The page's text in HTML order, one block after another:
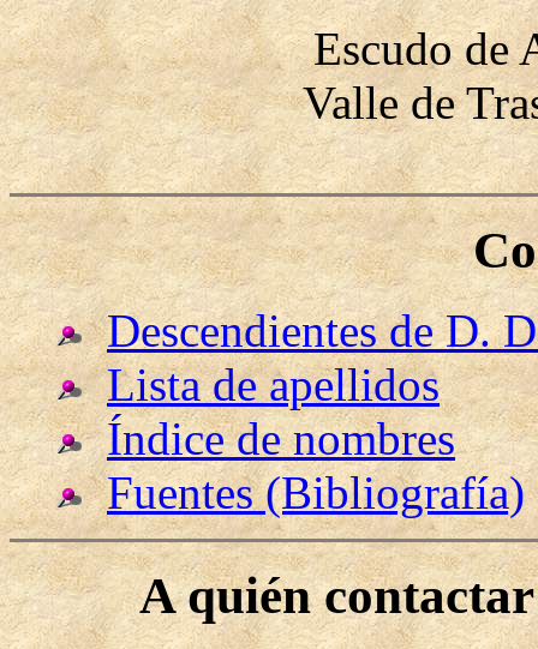
Escudo de
Valle de
Descendientes de D.
Lista de apellidos
Índice de nombres
Fuentes (Bibliografía)
A quién